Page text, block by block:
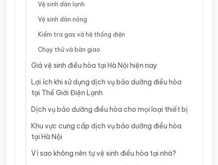
Vệ sinh dàn lạnh
Vệ sinh dàn nóng
Kiểm tra gas và hệ thống điện
Chạy thử và bàn giao
Giá vệ sinh điều hòa tại Hà Nội hiện nay
Lợi ích khi sử dụng dịch vụ bảo dưỡng điều hòa
tại Thế Giới Điện Lạnh
Dịch vụ bảo dưỡng điều hòa cho mọi loại thiết bị
Khu vực cung cấp dịch vụ bảo dưỡng điều hòa
tại Hà Nội
Vì sao không nên tự vệ sinh điều hòa tại nhà?